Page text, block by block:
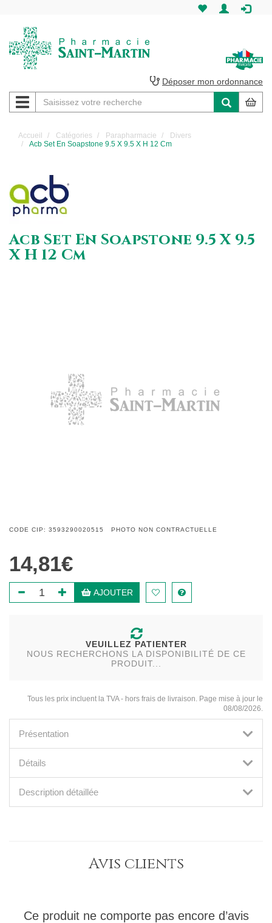
Martin
Pharmacie
Saint-
Déposer mon ordonnance
Navigation
Accueil Catégories Parapharmacie
Divers
Acb Set En Soapstone 9.5 X 9.5 X H 12 Cm
Acb Set En Soapstone 9.5 X 9.5
X H 12 Cm
CODE CIP: 3593290020515 PHOTO NON CONTRACTUELLE
14,81€
AJOUTER
VEUILLEZ PATIENTER
NOUS RECHERCHONS LA DISPONIBILITÉ DE CE
PRODUIT...
Tous les prix incluent la TVA - hors frais de livraison. Page mise à jour le
08/08/2026.
Présentation
Détails
Description détaillée
Avis clients
Ce produit ne comporte pas encore d’avis